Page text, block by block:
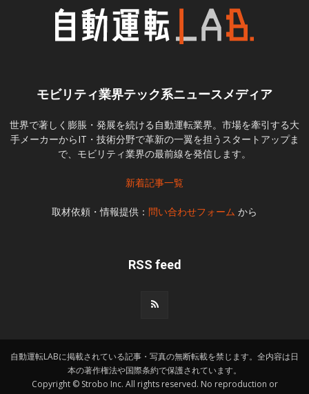
モビリティ業界テック系ニュースメディア
世界で著しく膨脹・発展を続ける自動運転業界。市場を牽引する大
手メーカーからIT・技術分野で革新の一翼を担うスタートアップま
で、モビリティ業界の最前線を発信します。
新着記事一覧
取材依頼・情報提供： 問い合わせフォーム から
RSS feed
自動運転LABに掲載されている記事・写真の無断転載を禁じます。全内容は日
本の著作権法や国際条約で保護されています。
Copyright © Strobo Inc. All rights reserved. No reproduction or